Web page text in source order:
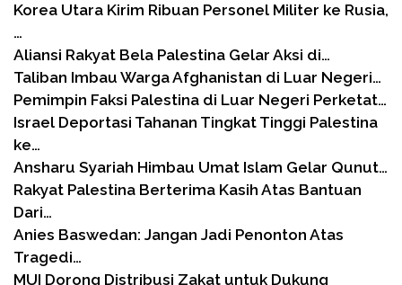
Korea Utara Kirim Ribuan Personel Militer ke Rusia,
…
Aliansi Rakyat Bela Palestina Gelar Aksi di…
Taliban Imbau Warga Afghanistan di Luar Negeri…
Pemimpin Faksi Palestina di Luar Negeri Perketat…
Israel Deportasi Tahanan Tingkat Tinggi Palestina
ke…
Ansharu Syariah Himbau Umat Islam Gelar Qunut…
Rakyat Palestina Berterima Kasih Atas Bantuan
Dari…
Anies Baswedan: Jangan Jadi Penonton Atas
Tragedi…
MUI Dorong Distribusi Zakat untuk Dukung